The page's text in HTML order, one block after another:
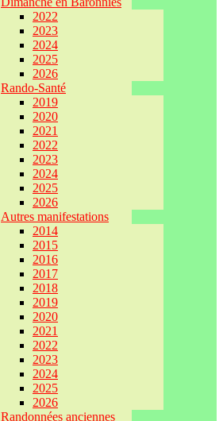
2022
2023
2024
2025
2026
Rando-Santé
2019
2020
2021
2022
2023
2024
2025
2026
Autres manifestations
2014
2015
2016
2017
2018
2019
2020
2021
2022
2023
2024
2025
2026
Randonnées anciennes